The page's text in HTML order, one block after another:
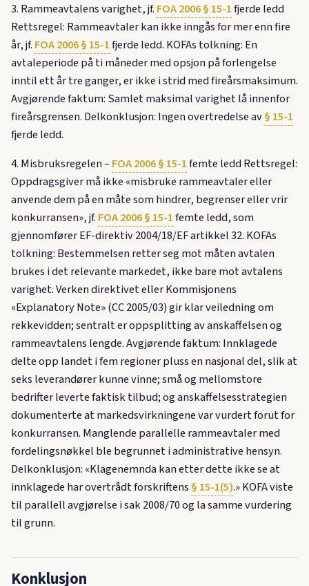
3. Rammeavtalens varighet, jf. FOA 2006 § 15-1fjerde ledd
Rettsregel: Rammeavtaler kan ikke inngås for mer enn fire
år, jf. FOA 2006 § 15-1fjerde ledd. KOFAs tolkning: En
avtaleperiode på ti måneder med opsjon på forlengelse
inntil ett år tre ganger, er ikke i strid med fireårsmaksimum.
Avgjørende faktum: Samlet maksimal varighet lå innenfor
fireårsgrensen. Delkonklusjon: Ingen overtredelse av§ 15-1
fjerde ledd.
4. Misbruksregelen –FOA 2006 § 15-1femte ledd Rettsregel:
Oppdragsgiver må ikke «misbruke rammeavtaler eller
anvende dem på en måte som hindrer, begrenser eller vrir
konkurransen», jf. FOA 2006 § 15-1femte ledd, som
gjennomfører EF-direktiv 2004/18/EF artikkel 32. KOFAs
tolkning: Bestemmelsen retter seg mot måten avtalen
brukes i det relevante markedet, ikke bare mot avtalens
varighet. Verken direktivet eller Kommisjonens
«Explanatory Note» (CC 2005/03) gir klar veiledning om
rekkevidden; sentralt er oppsplitting av anskaffelsen og
rammeavtalens lengde. Avgjørende faktum: Innklagede
delte opp landet i fem regioner pluss en nasjonal del, slik at
seks leverandører kunne vinne; små og mellomstore
bedrifter leverte faktisk tilbud; og anskaffelsesstrategien
dokumenterte at markedsvirkningene var vurdert forut for
konkurransen. Manglende parallelle rammeavtaler med
fordelingsnøkkel ble begrunnet i administrative hensyn.
Delkonklusjon: «Klagenemnda kan etter dette ikke se at
innklagede har overtrådt forskriftens § 15-1(5).» KOFA viste
til parallell avgjørelse i sak 2008/70 og la samme vurdering
til grunn.
Konklusjon